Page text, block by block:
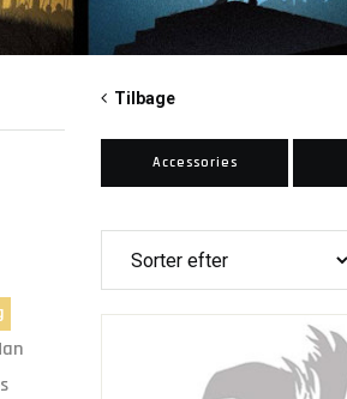
Tilbage
Accessories